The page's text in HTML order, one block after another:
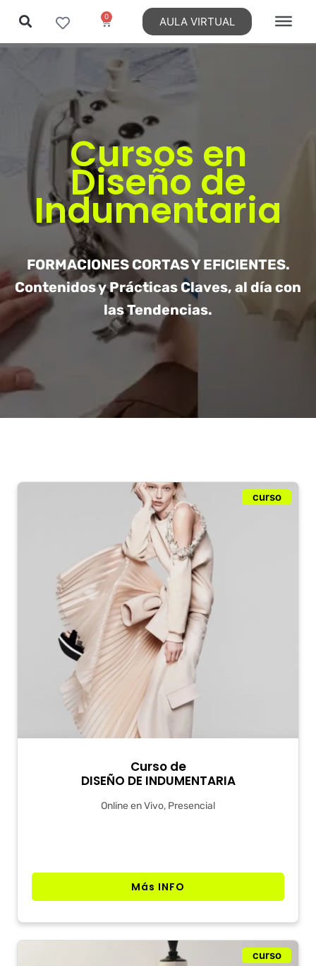
0 AULA VIRTUAL
Cursos en
Diseño de
Indumentaria
FORMACIONES CORTAS Y EFICIENTES.
Contenidos y Prácticas Claves, al día con
las Tendencias.
curso
Curso de
DISEÑO DE INDUMENTARIA
Online en Vivo, Presencial
Más INFO
curso